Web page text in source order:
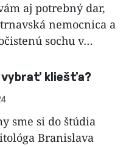
aj potrebný dar,
nemocnica a
sochu v…
vybrať kliešťa?
sme si do štúdia
Branislava